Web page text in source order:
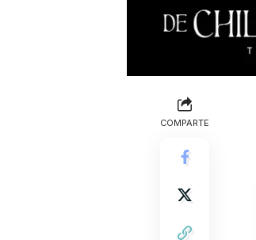
COMPARTE